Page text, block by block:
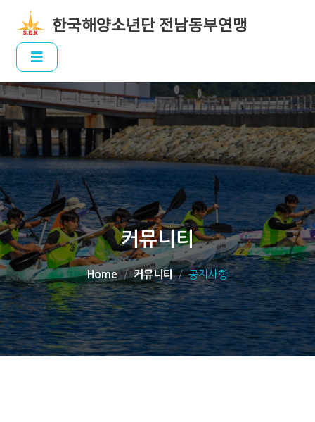
한국해양소년단 전남동부연맹
커뮤니티
Home 커뮤니티 공지사항